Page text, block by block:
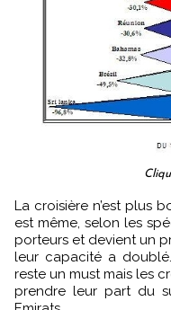
La croisière n’est plus boudée par le marché français. Elle
est même, selon les
porteurs et devient un
leur capacité a
reste un must mais les
prendre leur part du